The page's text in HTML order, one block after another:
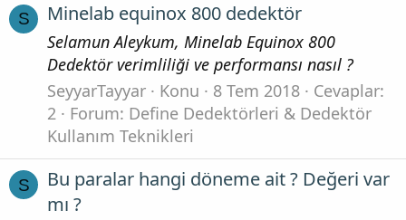
S Minelab equinox 800 dedektör
Selamun Aleykum, Minelab Equinox 800
Dedektör verimliliği ve performansı nasıl ?
SeyyarTayyar
Konu 8 Tem 2018
Cevaplar:
2
Forum: Define Dedektörleri & Dedektör
Kullanım Teknikleri
S
Bu paralar hangi döneme ait ? Değeri var
mı ?